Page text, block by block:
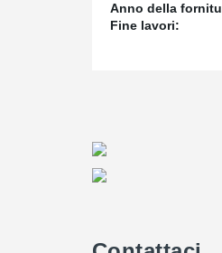
Anno della
Fine lavori: